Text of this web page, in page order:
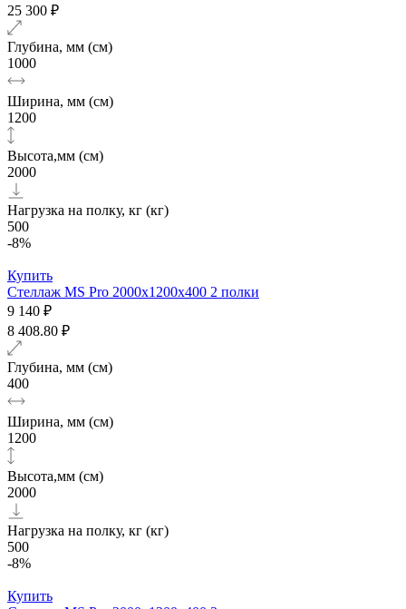
25 300 ₽
Глубина, мм (см)
1000
Ширина, мм (см)
1200
Высота,мм (см)
2000
Нагрузка на полку, кг (кг)
500
-8%
Купить
Стеллаж MS Pro 2000х1200x400 2 полки
9 140 ₽
8 408.80 ₽
Глубина, мм (см)
400
Ширина, мм (см)
1200
Высота,мм (см)
2000
Нагрузка на полку, кг (кг)
500
-8%
Купить